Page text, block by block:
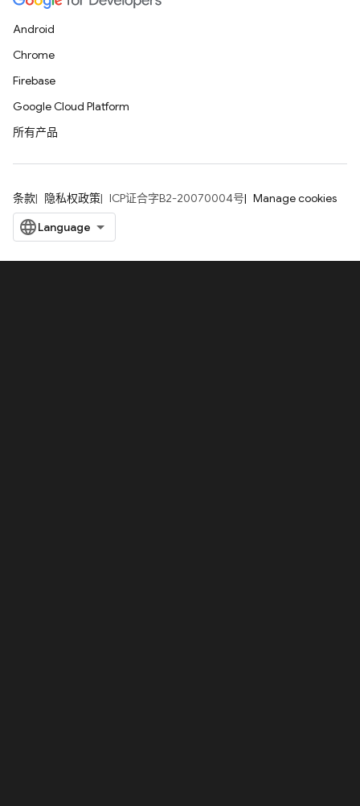
Android
Chrome
Firebase
Google Cloud Platform
所有产品
条款 隐私权政策 ICP证合字B2-20070004号 Manage cookies